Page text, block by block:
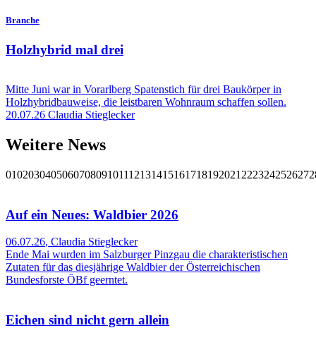
Branche
Holzhybrid mal drei
Mitte Juni war in Vorarlberg Spatenstich für drei Baukörper in
Holzhybridbauweise, die leistbaren Wohnraum schaffen sollen.
20.07.26 Claudia Stieglecker
Weitere News
010203040506070809101112131415161718192021 222324252627
Auf ein Neues: Waldbier 2026
06.07.26, Claudia Stieglecker
Ende Mai wurden im Salzburger Pinzgau die charakteristischen
Zutaten für das diesjährige Waldbier der Österreichischen
Bundesforste ÖBf geerntet.
Eichen sind nicht gern allein